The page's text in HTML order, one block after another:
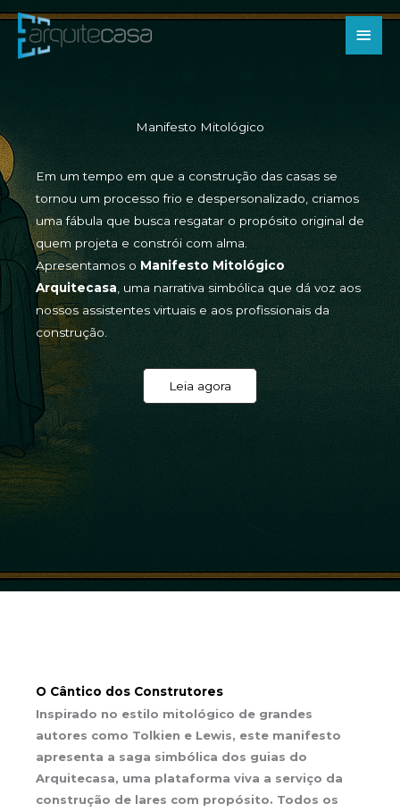
Ir
para
Manifesto Mitológico
Em um tempo em que a construção das casas se
tornou um processo frio e despersonalizado, criamos
uma fábula que busca resgatar o propósito original de
quem projeta e constrói com alma.
Apresentamos o Manifesto Mitológico
Arquitecasa, uma narrativa simbólica que dá voz aos
nossos assistentes virtuais e aos profissionais da
construção.
Leia agora
O Cântico dos Construtores
Inspirado no estilo mitológico de grandes
autores como Tolkien e Lewis, este manifesto
apresenta a saga simbólica dos guias do
Arquitecasa, uma plataforma viva a serviço da
construção de lares com propósito. Todos os